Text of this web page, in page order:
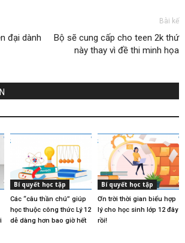
đại dành
Bài kế
Bộ sẽ cung cấp cho teen 2k thứ
này thay vì đề thi minh họa
Bí quyết học tập
Các “câu thần chú” giúp
học thuộc công thức Lý 12
dễ dàng hơn bao giờ hết
Bí quyết học tập
Ơn trời thời gian biểu hợp
lý cho học sinh lớp 12 đây
rồi!